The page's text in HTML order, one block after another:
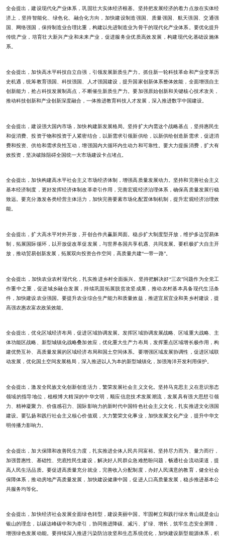
全会提出，建设现代化产业体系，巩固壮大实体经济根基。坚持把发展经济的着力点放在实体经
济上，坚持智能化、绿色化、融合化方向，加快建设制造强国、质量强国、航天强国、交通强
国、网络强国，保持制造业合理比重，构建以先进制造业为骨干的现代化产业体系。要优化提升
传统产业，培育壮大新兴产业和未来产业，促进服务业优质高效发展，构建现代化基础设施体
系。
全会提出，加快高水平科技自立自强，引领发展新质生产力。抓住新一轮科技革命和产业变革历
史机遇，统筹教育强国、科技强国、人才强国建设，提升国家创新体系整体效能，全面增强自主
创新能力，抢占科技发展制高点，不断催生新质生产力。要加强原始创新和关键核心技术攻关，
推动科技创新和产业创新深度融合，一体推进教育科技人才发展，深入推进数字中国建设。
全会提出，建设强大国内市场，加快构建新发展格局。坚持扩大内需这个战略基点，坚持惠民生
和促消费、投资于物和投资于人紧密结合，以新需求引领新供给，以新供给创造新需求，促进消
费和投资、供给和需求良性互动，增强国内大循环内生动力和可靠性。要大力提振消费，扩大有
效投资，坚决破除阻碍全国统一大市场建设卡点堵点。
全会提出，加快构建高水平社会主义市场经济体制，增强高质量发展动力。坚持和完善社会主义
基本经济制度，更好发挥经济体制改革牵引作用，完善宏观经济治理体系，确保高质量发展行稳
致远。要充分激发各类经营主体活力，加快完善要素市场化配置体制机制，提升宏观经济治理效
能。
全会提出，扩大高水平对外开放，开创合作共赢新局面。稳步扩大制度型开放，维护多边贸易体
制，拓展国际循环，以开放促改革促发展，与世界各国共享机遇、共同发展。要积极扩大自主开
放，推动贸易创新发展，拓展双向投资合作空间，高质量共建“一带一路”。
全会提出，加快农业农村现代化，扎实推进乡村全面振兴。坚持把解决好“三农”问题作为全党工
作重中之重，促进城乡融合发展，持续巩固拓展脱贫攻坚成果，推动农村基本具备现代生活条
件，加快建设农业强国。要提升农业综合生产能力和质量效益，推进宜居宜业和美乡村建设，提
高强农惠农富农政策效能。
全会提出，优化区域经济布局，促进区域协调发展。发挥区域协调发展战略、区域重大战略、主
体功能区战略、新型城镇化战略叠加效应，优化重大生产力布局，发挥重点区域增长极作用，构
建优势互补、高质量发展的区域经济布局和国土空间体系。要增强区域发展协调性，促进区域联
动发展，优化国土空间发展格局，深入推进以人为本的新型城镇化，加强海洋开发利用保护。
全会提出，激发全民族文化创新创造活力，繁荣发展社会主义文化。坚持马克思主义在意识形态
领域的指导地位，植根博大精深的中华文明，顺应信息技术发展潮流，发展具有强大思想引领
力、精神凝聚力、价值感召力、国际影响力的新时代中国特色社会主义文化，扎实推进文化强国
建设。要弘扬和践行社会主义核心价值观，大力繁荣文化事业，加快发展文化产业，提升中华文
明传播力影响力。
全会提出，加大保障和改善民生力度，扎实推进全体人民共同富裕。坚持尽力而为、量力而行，
加强普惠性、基础性、兜底性民生建设，解决好人民群众急难愁盼问题，畅通社会流动渠道，提
高人民生活品质。要促进高质量充分就业，完善收入分配制度，办好人民满意的教育，健全社会
保障体系，推动房地产高质量发展，加快建设健康中国，促进人口高质量发展，稳步推进基本公
共服务均等化。
全会提出，加快经济社会发展全面绿色转型，建设美丽中国。牢固树立和践行绿水青山就是金山
银山的理念，以碳达峰碳中和为牵引，协同推进降碳、减污、扩绿、增长，筑牢生态安全屏障，
增强绿色发展动能。要持续深入推进污染防治攻坚和生态系统优化，加快建设新型能源体系，积